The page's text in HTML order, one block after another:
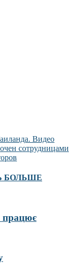
Видео
сотрудницами
БОЛЬШЕ
працює